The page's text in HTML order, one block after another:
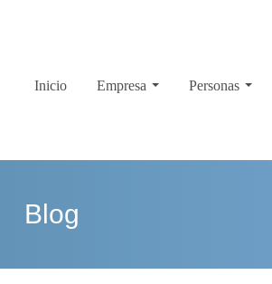
Inicio Empresa Personas
Blog